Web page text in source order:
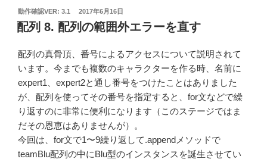
動作確認VER: 3.1
投
稿
日:
2017年6月16日
配列 8. 配列の範囲外エラーを直す
配列の真骨頂、番号によるアクセスについて説明されて
います。今までも複数のキャラクターを作る時、名前に
expert1、expert2と通し番号をつけたことはありました
が、配列を使ってその番号を指定すると、for文などで繰
り返すのに非常に便利になります（このステージではま
だその恩恵はありませんが）。
今回は、for文で1〜9繰り返して.appendメソッドで
teamBlu配列の中にBlu型のインスタンスを誕生させてい